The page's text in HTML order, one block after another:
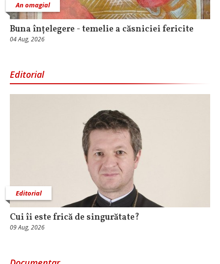
An omagial
Buna înțelegere - temelie a căsniciei fericite
04 Aug, 2026
Editorial
Editorial
Cui îi este frică de singurătate?
09 Aug, 2026